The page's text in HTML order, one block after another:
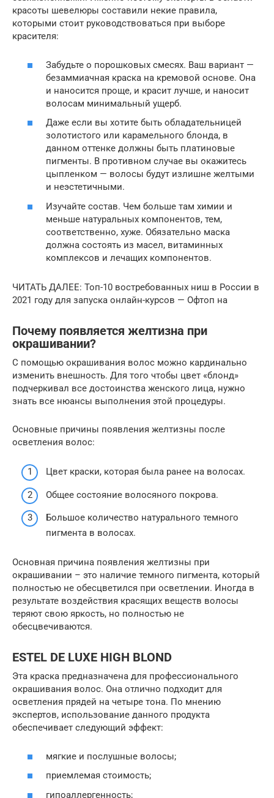
красоты шевелюры составили некие правила,
которыми стоит руководствоваться при выборе
красителя:
Забудьте о порошковых смесях. Ваш вариант —
безаммиачная краска на кремовой основе. Она
и наносится проще, и красит лучше, и наносит
волосам минимальный ущерб.
Даже если вы хотите быть обладательницей
золотистого или карамельного блонда, в
данном оттенке должны быть платиновые
пигменты. В противном случае вы окажитесь
цыпленком — волосы будут излишне желтыми
и неэстетичными.
Изучайте состав. Чем больше там химии и
меньше натуральных компонентов, тем,
соответственно, хуже. Обязательно маска
должна состоять из масел, витаминных
комплексов и лечащих компонентов.
ЧИТАТЬ ДАЛЕЕ: Топ-10 востребованных ниш в России в
2021 году для запуска онлайн-курсов — Офтоп на
Почему появляется желтизна при
окрашивании?
С помощью окрашивания волос можно кардинально
изменить внешность. Для того чтобы цвет «блонд»
подчеркивал все достоинства женского лица, нужно
знать все нюансы выполнения этой процедуры.
Основные причины появления желтизны после
осветления волос:
Цвет краски, которая была ранее на волосах.
Общее состояние волосяного покрова.
Большое количество натурального темного
пигмента в волосах.
Основная причина появления желтизны при
окрашивании – это наличие темного пигмента, который
полностью не обесцветился при осветлении. Иногда в
результате воздействия красящих веществ волосы
теряют свою яркость, но полностью не
обесцвечиваются.
ESTEL DE LUXE HIGH BLOND
Эта краска предназначена для профессионального
окрашивания волос. Она отлично подходит для
осветления прядей на четыре тона. По мнению
экспертов, использование данного продукта
обеспечивает следующий эффект:
мягкие и послушные волосы;
приемлемая стоимость;
гипоаллергенность;